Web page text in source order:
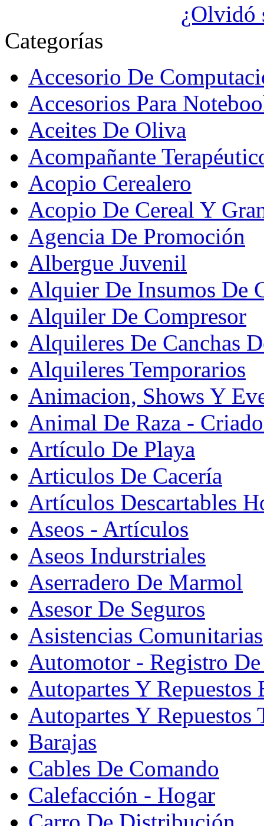
¿Olvidó
Categorías
Accesorio De
Accesorios Para
Aceites De Oliva
Acompañante
Acopio Cerealero
Acopio De Cereal Y
Agencia De Promoción
Albergue Juvenil
Alquier De Insumos De
Alquiler De Compresor
Alquileres De Canchas
Alquileres Temporarios
Animacion, Shows Y
Animal De Raza -
Artículo De Playa
Articulos De Cacería
Artículos Descartables
Aseos - Artículos
Aseos Indurstriales
Aserradero De Marmol
Asesor De Seguros
Asistencias Comunitarias
Automotor - Registro
Autopartes Y Repuestos
Autopartes Y Repuestos
Barajas
Cables De Comando
Calefacción - Hogar